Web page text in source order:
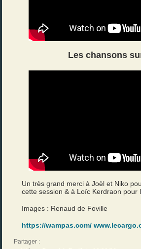
Les chansons
Un très grand merci à Joël et Niko
cette session & à Loïc Kerdraon pour
Images : Renaud de Foville
https://wampas.com/
Partager :